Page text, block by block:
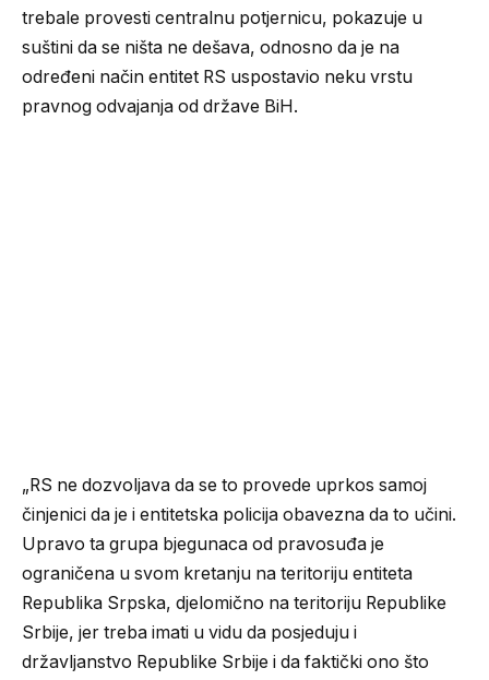
trebale provesti centralnu potjernicu, pokazuje u
suštini da se ništa ne dešava, odnosno da je na
određeni način entitet RS uspostavio neku vrstu
pravnog odvajanja od države BiH.
„RS ne dozvoljava da se to provede uprkos samoj
činjenici da je i entitetska policija obavezna da to učini.
Upravo ta grupa bjegunaca od pravosuđa je
ograničena u svom kretanju na teritoriju entiteta
Republika Srpska, djelomično na teritoriju Republike
Srbije, jer treba imati u vidu da posjeduju i
državljanstvo Republike Srbije i da faktički ono što